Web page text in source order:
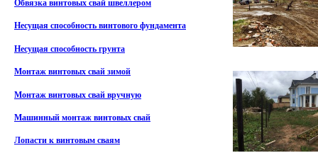
Обвязка винтовых свай швеллером
Несущая способность винтового фундамента
Несущая способность грунта
Монтаж винтовых свай зимой
Монтаж винтовых свай вручную
Машинный монтаж винтовых свай
Лопасти к винтовым сваям